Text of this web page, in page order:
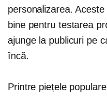
personalizarea.
bine pentru testarea
ajunge la publicuri pe
încă.
Printre piețele